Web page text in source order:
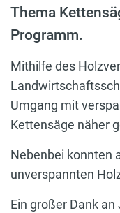
Thema
Programm.
Mithilfe des
Umgang mit
Kettensäge näher
Nebenbei konnten
unverspannten
Ein großer Dank